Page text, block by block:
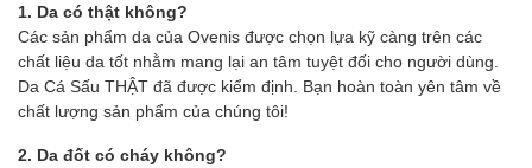
- Size khi gập lại 12.5 x 9.5 cm (8 ngăn nhỏ đựng atm, cmnd, giấy
tờ xe..)
- 3 ngăn lớn đựng tiền thoải mái (1 ngăn khóa)
- Sản phẩm được bảo hành chính hãng 1 năm
1. Da có thật không?
Các sản phẩm da của Ovenis được chọn lựa kỹ càng trên các
chất liệu da tốt nhằm mang lại an tâm tuyệt đối cho người dùng.
Da Cá Sấu THẬT đã được kiểm định. Bạn hoàn toàn yên tâm về
chất lượng sản phẩm của chúng tôi!
2. Da đốt có cháy không?